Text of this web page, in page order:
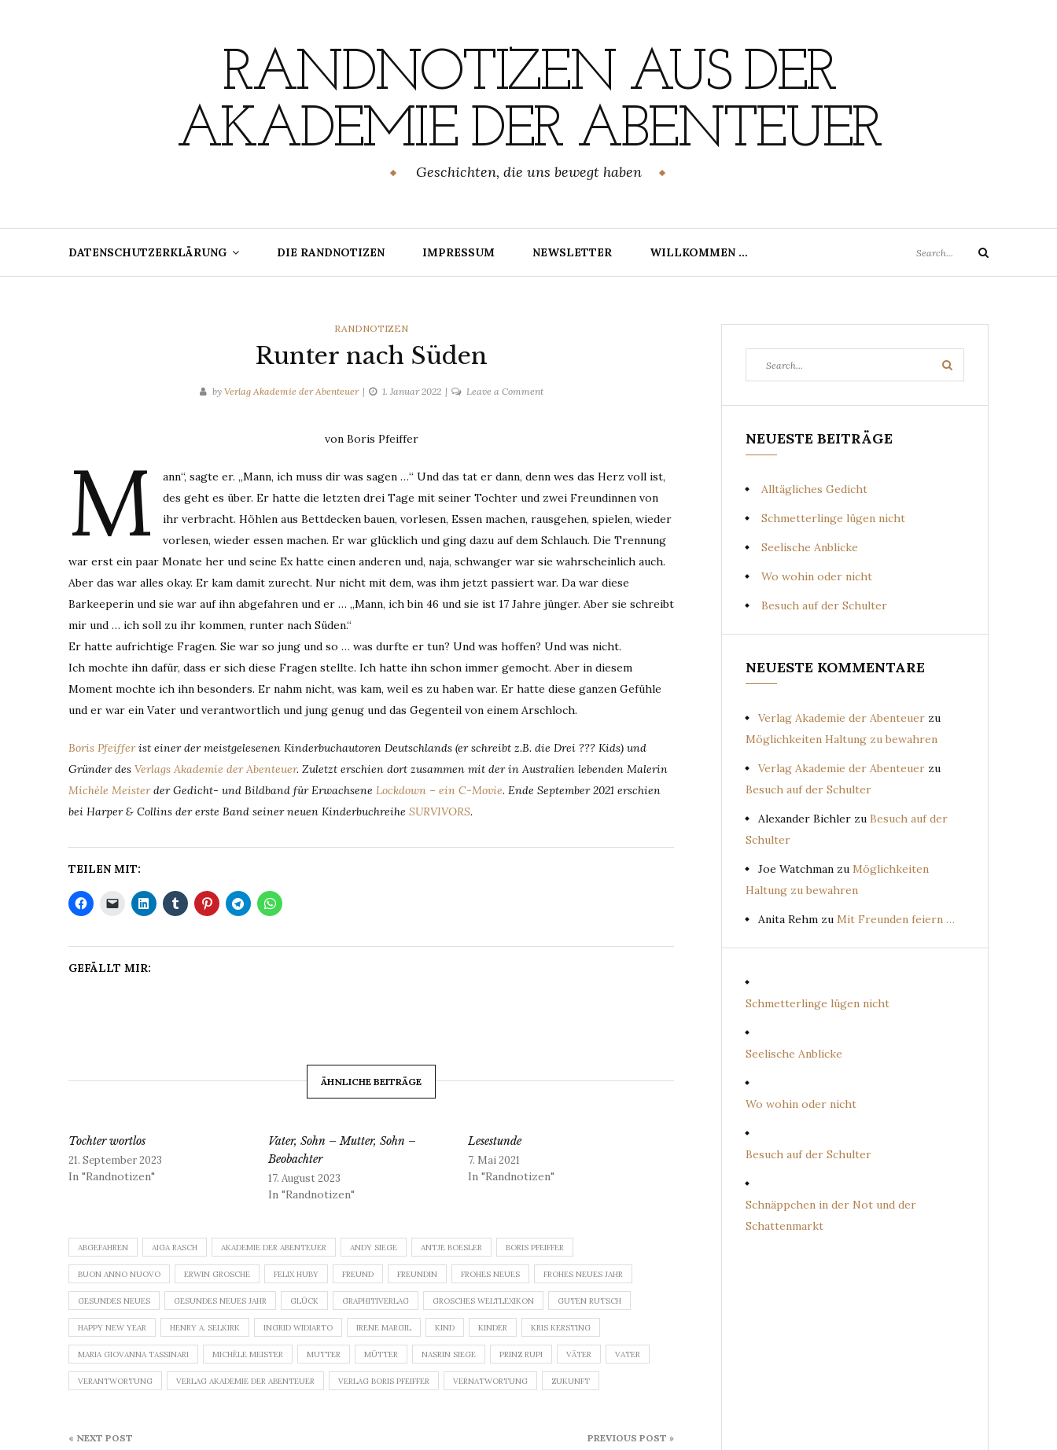
RANDNOTIZEN AUS DER
AKADEMIE DER ABENTEUER
Geschichten, die uns bewegt haben
DATENSCHUTZERKLÄRUNG DIE RANDNOTIZEN IMPRESSUM NEWSLETTER WILLKOMMEN …
for:
Search
CATEGORIES
RANDNOTIZEN
Runter nach Süden
by Verlag Akademie der Abenteuer 1. Januar 2022 Leave a Commenton
von Boris Pfeiffer
M
ann“, sagte er. „Mann, ich muss dir was sagen …“ Und das tat er dann, denn wes das Herz voll ist,
des geht es über. Er hatte die letzten drei Tage mit seiner Tochter und zwei Freundinnen von
ihr verbracht. Höhlen aus Bettdecken bauen, vorlesen, Essen machen, rausgehen, spielen, wieder
vorlesen, wieder essen machen. Er war glücklich und ging dazu auf dem Schlauch. Die Trennung
war erst ein paar Monate her und seine Ex hatte einen anderen und, naja, schwanger war sie wahrscheinlich auch.
Aber das war alles okay. Er kam damit zurecht. Nur nicht mit dem, was ihm jetzt passiert war. Da war diese
Barkeeperin und sie war auf ihn abgefahren und er … „Mann, ich bin 46 und sie ist 17 Jahre jünger. Aber sie schreibt
mir und … ich soll zu ihr kommen, runter nach Süden.“
Er hatte aufrichtige Fragen. Sie war so jung und so … was durfte er tun? Und was hoffen? Und was nicht.
Ich mochte ihn dafür, dass er sich diese Fragen stellte. Ich hatte ihn schon immer gemocht. Aber in diesem
Moment mochte ich ihn besonders. Er nahm nicht, was kam, weil es zu haben war. Er hatte diese ganzen Gefühle
und er war ein Vater und verantwortlich und jung genug und das Gegenteil von einem Arschloch.
Boris Pfeifferist einer der meistgelesenen Kinderbuchautoren Deutschlands (er schreibt z.B. die Drei ??? Kids) und
Gründer des Verlags Akademie der Abenteuer. Zuletzt erschien dort zusammen mit der in Australien lebenden Malerin
Michèle Meisterder Gedicht- und Bildband für Erwachsene Lockdown – ein C-Movie. Ende September 2021 erschien
bei Harper & Collins der erste Band seiner neuen Kinderbuchreihe SURVIVORS.
TEILEN MIT:
GEFÄLLT MIR:
ÄHNLICHE BEITRÄGE
Tochter wortlos
21. September 2023
In "Randnotizen"
Vater, Sohn – Mutter, Sohn –
Beobachter
17. August 2023
In "Randnotizen"
Lesestunde
7. Mai 2021
In "Randnotizen"
ABGEFAHREN AIGA RASCH AKADEMIE DER ABENTEUER ANDY SIEGE ANTJE BOESLER BORIS PFEIFFER
BUON ANNO NUOVO ERWIN GROSCHE FELIX HUBY FREUND FREUNDIN FROHES NEUES FROHES NEUES JAHR
GESUNDES NEUES GESUNDES NEUES JAHR GLÜCK GRAPHITIVERLAG GROSCHES WELTLEXIKON GUTEN RUTSCH
HAPPY NEW YEAR HENRY A. SELKIRK INGRID WIDIARTO IRENE MARGIL KIND KINDER KRIS KERSTING
MARIA GIOVANNA TASSINARI MICHÈLE MEISTER MUTTER MÜTTER NASRIN SIEGE PRINZ RUPI VÄTER VATER
VERANTWORTUNG VERLAG AKADEMIE DER ABENTEUER VERLAG BORIS PFEIFFER VERNATWORTUNG ZUKUNFT
PREVIOUS POST »
« NEXT POST
for:
Search
NEUESTE BEITRÄGE
Alltägliches Gedicht
Schmetterlinge lügen nicht
Seelische Anblicke
Wo wohin oder nicht
Besuch auf der Schulter
NEUESTE KOMMENTARE
Verlag Akademie der Abenteuer zu
Möglichkeiten Haltung zu bewahren
Verlag Akademie der Abenteuer zu
Besuch auf der Schulter
Alexander Bichler zu Besuch auf der
Schulter
Joe Watchman zu Möglichkeiten
Haltung zu bewahren
Anita Rehm zu Mit Freunden feiern …
Schmetterlinge lügen nicht
Seelische Anblicke
Wo wohin oder nicht
Besuch auf der Schulter
Schnäppchen in der Not und der
Schattenmarkt